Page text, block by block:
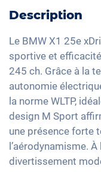
Sélection du
Feux arrière à LED
Détecteur de
Rétroviseurs
Rétroviseurs
Rétroviseur
19" jantes en
Phares à LED
Reconnaissance
Assistant feux de
Détection de
Système d'alarme
Contrôle de
Assistant de
Détection des
Dispositif mains-
Système audio
Commande vocale
Interface USB
Apple Car Play
Android Auto
Ecran tactile
Recharge
Aide active au
Climatisation Bi-
Keyless Entry &
Sièges
Sièges sport
Réglage du siège
Vitres surteintées
Lumière
Description
Le BMW X1 25e
sportive et
245 ch. Grâce à la
autonomie
la norme WLTP,
design M Sport
une présence forte
l’aérodynamisme.
divertissement